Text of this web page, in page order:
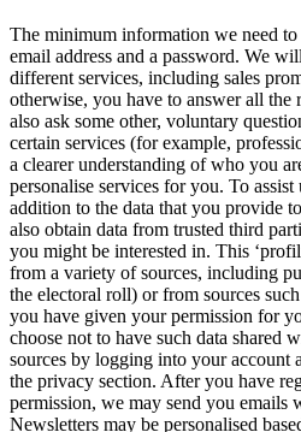
The minimum information we need
email address and a password. We
different services, including sales
otherwise, you have to answer all the
also ask some other, voluntary
certain services (for example,
a clearer understanding of who you
personalise services for you. To
addition to the data that you provide
also obtain data from trusted third
you might be interested in. This
from a variety of sources, including
the electoral roll) or from sources
you have given your permission for
choose not to have such data shared
sources by logging into your account
the privacy section. After you have
permission, we may send you emails
Newsletters may be personalised